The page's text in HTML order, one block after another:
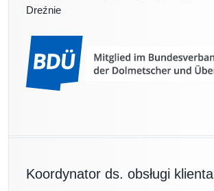
Dreźnie
Koordynator ds. obsługi klienta